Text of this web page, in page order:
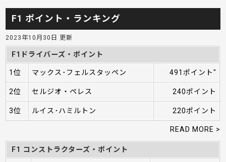
F1 ポイント・ランキング
2023年10月30日 更新
F1ドライバーズ・ポイント
1位 マックス･フェルスタッペン 491ポイント"
2位 セルジオ・ペレス 240ポイント
3位 ルイス･ハミルトン 220ポイント
READ MORE >
F1 コンストラクターズ・ポイント